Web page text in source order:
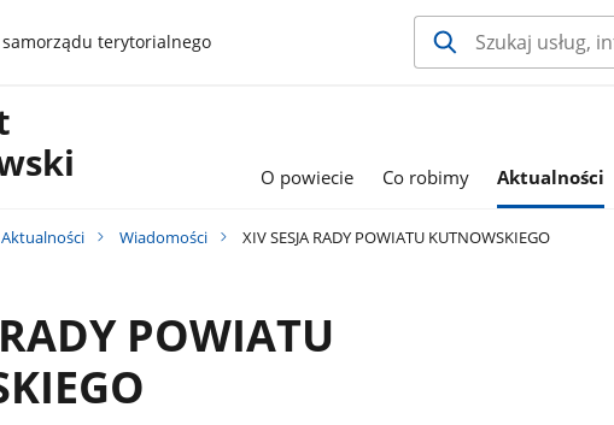
terytorialnego
O powiecie Co robimy Aktualności
Aktualności Wiadomości XIV SESJA RADY POWIATU KUTNOWSKIEGO
POWIATU